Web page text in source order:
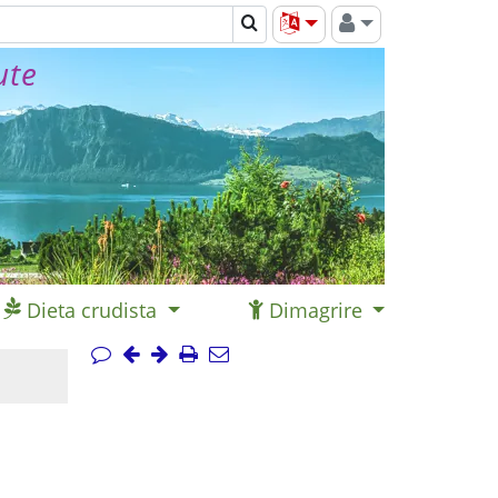
Dieta crudista Dimagrire